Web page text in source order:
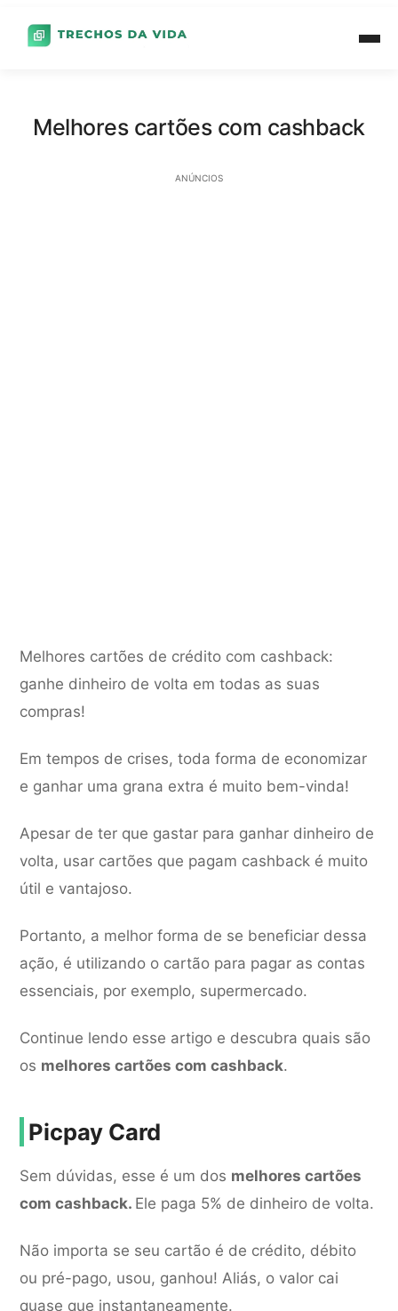
Melhores cartões com cashback
ANÚNCIOS
Melhores cartões de crédito com cashback:
ganhe dinheiro de volta em todas as suas
compras!
Em tempos de crises, toda forma de economizar
e ganhar uma grana extra é muito bem-vinda!
Apesar de ter que gastar para ganhar dinheiro de
volta, usar cartões que pagam cashback é muito
útil e vantajoso.
Portanto, a melhor forma de se beneficiar dessa
ação, é utilizando o cartão para pagar as contas
essenciais, por exemplo, supermercado.
Continue lendo esse artigo e descubra quais são
os melhores cartões com cashback.
Picpay Card
Sem dúvidas, esse é um dos melhores cartões
com cashback. Ele paga 5% de dinheiro de volta.
Não importa se seu cartão é de crédito, débito
ou pré-pago, usou, ganhou! Aliás, o valor cai
quase que instantaneamente.